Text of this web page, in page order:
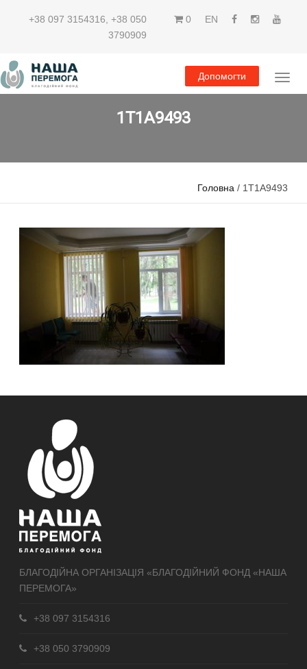
+38 097 3154316 +38 050
3790909
0 EN
Допомогти
1T1A9493
Головна / 1T1A9493
БЛАГОДІЙНА ОРГАНІЗАЦІЯ «БЛАГОДІЙНИЙ ФОНД «НАША
ПЕРЕМОГА»
+38 097 3154316
+38 050 3790909